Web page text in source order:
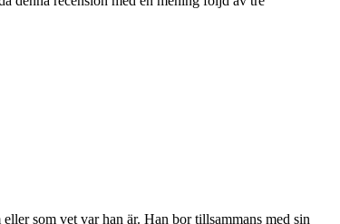
som vet var han är. Han bor tillsammans med sin